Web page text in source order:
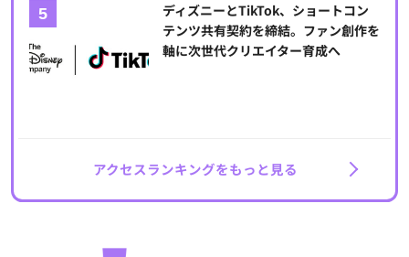
ディズニーとTikTok、ショートコン
テンツ共有契約を締結。ファン創作を
軸に次世代クリエイター育成へ
アクセスランキングをもっと見る